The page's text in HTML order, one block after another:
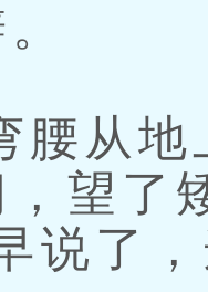
从地
望了
说了